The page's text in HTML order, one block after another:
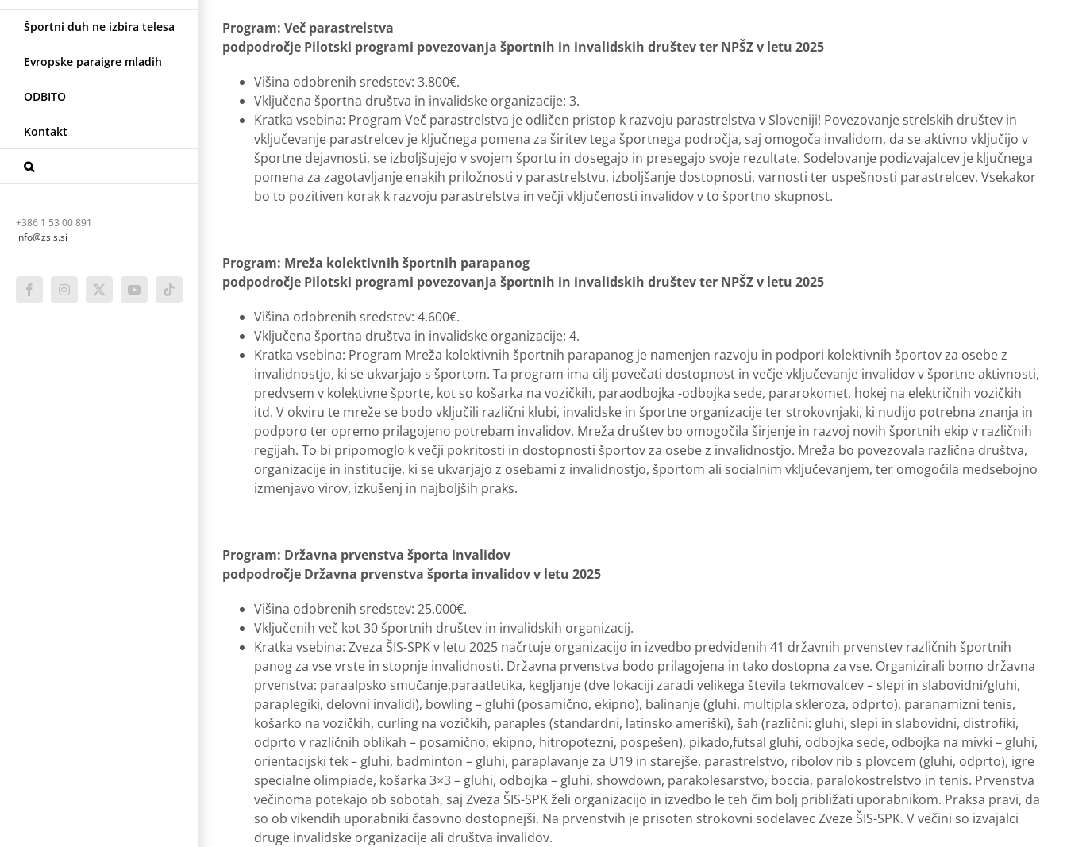
Športni duh ne izbira telesa
Evropske paraigre mladih
ODBITO
Kontakt
+386 1 53 00 891
info@zsis.si
FacebookInstagram
X YouTubeTiktok
Program: Več parastrelstva
podpodročje Pilotski programi povezovanja športnih in invalidskih društev ter NPŠZ v letu 2025
Višina odobrenih sredstev: 3.800€.
Vključena športna društva in invalidske organizacije: 3.
Kratka vsebina: Program Več parastrelstva je odličen pristop k razvoju parastrelstva v Sloveniji! Povezovanje strelskih društev in
vključevanje parastrelcev je ključnega pomena za širitev tega športnega področja, saj omogoča invalidom, da se aktivno vključijo v
športne dejavnosti, se izboljšujejo v svojem športu in dosegajo in presegajo svoje rezultate. Sodelovanje podizvajalcev je ključnega
pomena za zagotavljanje enakih priložnosti v parastrelstvu, izboljšanje dostopnosti, varnosti ter uspešnosti parastrelcev. Vsekakor
bo to pozitiven korak k razvoju parastrelstva in večji vključenosti invalidov v to športno skupnost.
Program: Mreža kolektivnih športnih parapanog
podpodročje Pilotski programi povezovanja športnih in invalidskih društev ter NPŠZ v letu 2025
Višina odobrenih sredstev: 4.600€.
Vključena športna društva in invalidske organizacije: 4.
Kratka vsebina: Program Mreža kolektivnih športnih parapanog je namenjen razvoju in podpori kolektivnih športov za osebe z
invalidnostjo, ki se ukvarjajo s športom. Ta program ima cilj povečati dostopnost in večje vključevanje invalidov v športne aktivnosti,
predvsem v kolektivne športe, kot so košarka na vozičkih, paraodbojka -odbojka sede, pararokomet, hokej na električnih vozičkih
itd. V okviru te mreže se bodo vključili različni klubi, invalidske in športne organizacije ter strokovnjaki, ki nudijo potrebna znanja in
podporo ter opremo prilagojeno potrebam invalidov. Mreža društev bo omogočila širjenje in razvoj novih športnih ekip v različnih
regijah. To bi pripomoglo k večji pokritosti in dostopnosti športov za osebe z invalidnostjo. Mreža bo povezovala različna društva,
organizacije in institucije, ki se ukvarjajo z osebami z invalidnostjo, športom ali socialnim vključevanjem, ter omogočila medsebojno
izmenjavo virov, izkušenj in najboljših praks.
Program: Državna prvenstva športa invalidov
podpodročje Državna prvenstva športa invalidov v letu 2025
Višina odobrenih sredstev: 25.000€.
Vključenih več kot 30 športnih društev in invalidskih organizacij.
Kratka vsebina: Zveza ŠIS-SPK v letu 2025 načrtuje organizacijo in izvedbo predvidenih 41 državnih prvenstev različnih športnih
panog za vse vrste in stopnje invalidnosti. Državna prvenstva bodo prilagojena in tako dostopna za vse. Organizirali bomo državna
prvenstva: paraalpsko smučanje,paraatletika, kegljanje (dve lokaciji zaradi velikega števila tekmovalcev – slepi in slabovidni/gluhi,
paraplegiki, delovni invalidi), bowling – gluhi (posamično, ekipno), balinanje (gluhi, multipla skleroza, odprto), paranamizni tenis,
košarko na vozičkih, curling na vozičkih, paraples (standardni, latinsko ameriški), šah (različni: gluhi, slepi in slabovidni, distrofiki,
odprto v različnih oblikah – posamično, ekipno, hitropotezni, pospešen), pikado,futsal gluhi, odbojka sede, odbojka na mivki – gluhi,
orientacijski tek – gluhi, badminton – gluhi, paraplavanje za U19 in starejše, parastrelstvo, ribolov rib s plovcem (gluhi, odprto), igre
specialne olimpiade, košarka 3×3 – gluhi, odbojka – gluhi, showdown, parakolesarstvo, boccia, paralokostrelstvo in tenis. Prvenstva
večinoma potekajo ob sobotah, saj Zveza ŠIS-SPK želi organizacijo in izvedbo le teh čim bolj približati uporabnikom. Praksa pravi, da
so ob vikendih uporabniki časovno dostopnejši. Na prvenstvih je prisoten strokovni sodelavec Zveze ŠIS-SPK. V večini so izvajalci
druge invalidske organizacije ali društva invalidov.